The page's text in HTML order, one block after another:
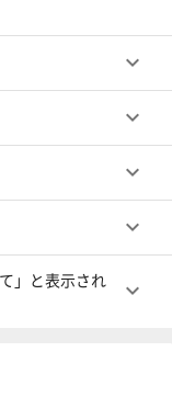
keyboard_arrow_down
keyboard_arrow_down
keyboard_arrow_down
keyboard_arrow_down
」と表示され
keyboard_arrow_down